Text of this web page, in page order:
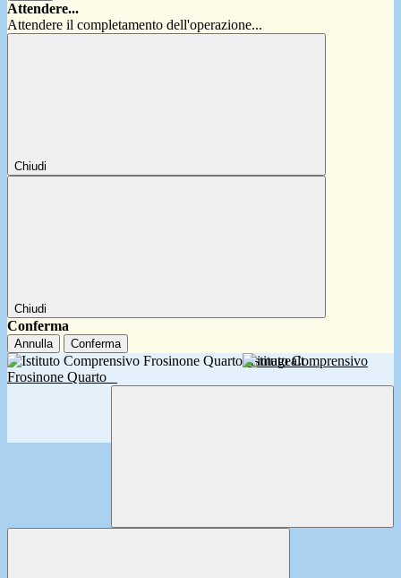
Attendere...
Attendere il completamento dell'operazione...
Chiudi
Chiudi
Conferma
Annulla Conferma
Istituto Comprensivo
Frosinone Quarto